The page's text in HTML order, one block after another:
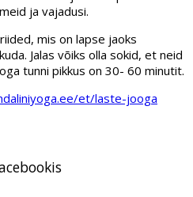
ja vajadusi.
mis on lapse jaoks
Jalas võiks olla sokid, et neid
tunni pikkus on 30- 60 minutit.
et/laste-jooga